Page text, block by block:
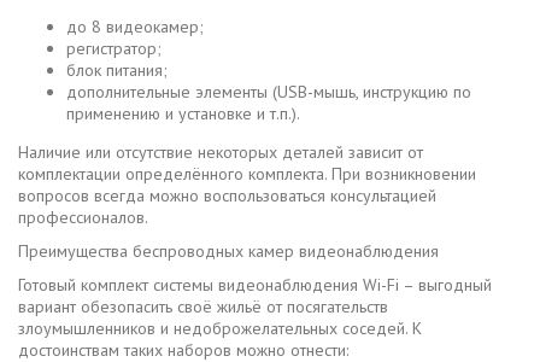
до 8 видеокамер;
регистратор;
блок питания;
дополнительные элементы (USB-мышь, инструкцию по
применению и установке и т.п.).
Наличие или отсутствие некоторых деталей зависит от
комплектации определённого комплекта. При возникновении
вопросов всегда можно воспользоваться консультацией
профессионалов.
Преимущества беспроводных камер видеонаблюдения
Готовый комплект системы видеонаблюдения Wi-Fi – выгодный
вариант обезопасить своё жильё от посягательств
злоумышленников и недоброжелательных соседей. К
достоинствам таких наборов можно отнести: